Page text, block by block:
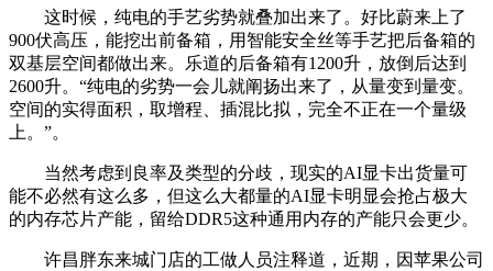
这时候，纯电的手艺劣势就叠加出来了。好比蔚来上了
900伏高压，能挖出前备箱，用智能安全丝等手艺把后备箱的
双基层空间都做出来。乐道的后备箱有1200升，放倒后达到
2600升。“纯电的劣势一会儿就阐扬出来了，从量变到量变。
空间的实得面积，取增程、插混比拟，完全不正在一个量级
上。”。
当然考虑到良率及类型的分歧，现实的AI显卡出货量可
能不必然有这么多，但这么大都量的AI显卡明显会抢占极大
的内存芯片产能，留给DDR5这种通用内存的产能只会更少。
许昌胖东来城门店的工做人员注释道，近期，因苹果公司